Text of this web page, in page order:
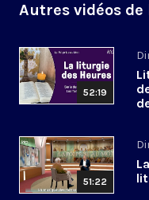
Autres vidéos de
52:19
51:22